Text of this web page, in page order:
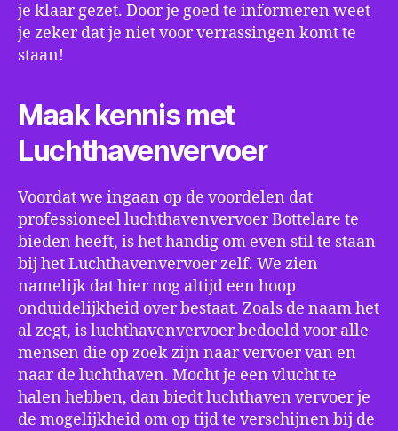
je klaar gezet. Door je goed te informeren weet
je zeker dat je niet voor verrassingen komt te
staan!
Maak kennis met
Luchthavenvervoer
Voordat we ingaan op de voordelen dat
professioneel luchthavenvervoer Bottelare te
bieden heeft, is het handig om even stil te staan
bij het Luchthavenvervoer zelf. We zien
namelijk dat hier nog altijd een hoop
onduidelijkheid over bestaat. Zoals de naam het
al zegt, is luchthavenvervoer bedoeld voor alle
mensen die op zoek zijn naar vervoer van en
naar de luchthaven. Mocht je een vlucht te
halen hebben, dan biedt luchthaven vervoer je
de mogelijkheid om op tijd te verschijnen bij de